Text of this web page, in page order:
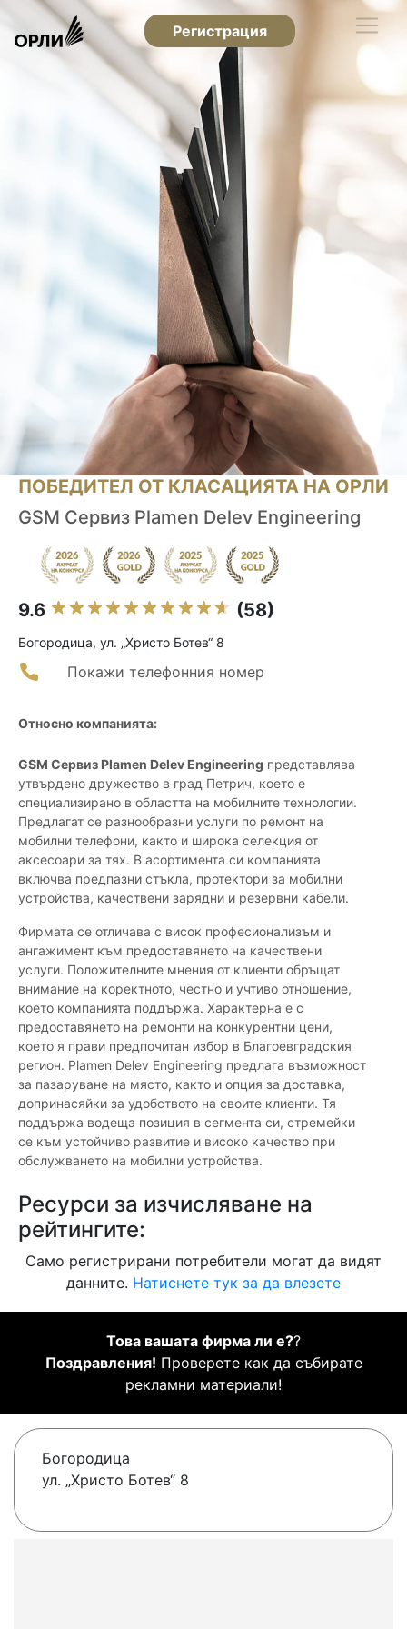
Регистрация
ПОБЕДИТЕЛ ОТ КЛАСАЦИЯТА НА ОРЛИ
GSM Сервиз Plamen Delev Engineering
9.6 (58)
Богородица, ул. „Христо Ботев“ 8
Покажи телефонния номер
Относно компанията:
GSM Сервиз Plamen Delev Engineering представлява
утвърдено дружество в град Петрич, което е
специализирано в областта на мобилните технологии.
Предлагат се разнообразни услуги по ремонт на
мобилни телефони, както и широка селекция от
аксесоари за тях. В асортимента си компанията
включва предпазни стъкла, протектори за мобилни
устройства, качествени зарядни и резервни кабели.
Фирмата се отличава с висок професионализъм и
ангажимент към предоставянето на качествени
услуги. Положителните мнения от клиенти обръщат
внимание на коректното, честно и учтиво отношение,
което компанията поддържа. Характерна е с
предоставянето на ремонти на конкурентни цени,
което я прави предпочитан избор в Благоевградския
регион. Plamen Delev Engineering предлага възможност
за пазаруване на място, както и опция за доставка,
допринасяйки за удобството на своите клиенти. Тя
поддържа водеща позиция в сегмента си, стремейки
се към устойчиво развитие и високо качество при
обслужването на мобилни устройства.
Ресурси за изчисляване на
рейтингите:
Само регистрирани потребители могат да видят
данните. Натиснете тук за да влезете
Това вашата фирма ли е??
Поздравления! Проверете как да събирате
рекламни материали!
Богородица
ул. „Христо Ботев“ 8